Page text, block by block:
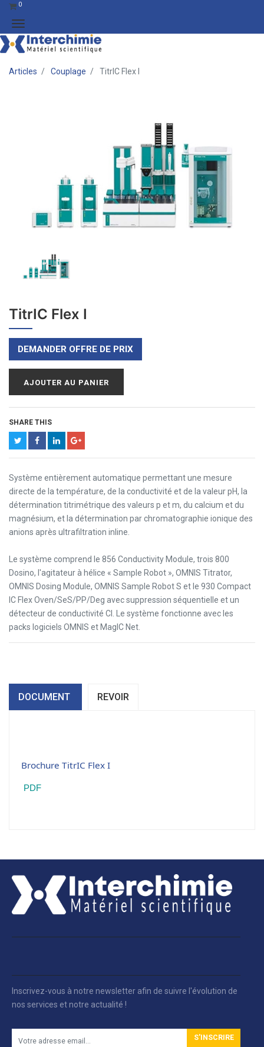
0
Articles Couplage TitrIC Flex I
TitrIC Flex I
DEMANDER OFFRE DE PRIX
AJOUTER AU PANIER
SHARE THIS
Système entièrement automatique permettant une mesure
directe de la température, de la conductivité et de la valeur pH, la
détermination titrimétrique des valeurs p et m, du calcium et du
magnésium, et la détermination par chromatographie ionique des
anions après ultrafiltration inline.
Le système comprend le 856 Conductivity Module, trois 800
Dosino, l'agitateur à hélice « Sample Robot », OMNIS Titrator,
OMNIS Dosing Module, OMNIS Sample Robot S et le 930 Compact
IC Flex Oven/SeS/PP/Deg avec suppression séquentielle et un
détecteur de conductivité CI. Le système fonctionne avec les
packs logiciels OMNIS et MagIC Net.
DOCUMENT REVOIR
Brochure TitrIC Flex I
PDF
Inscrivez-vous à notre newsletter afin de suivre l'évolution de
nos services et notre actualité !
S'INSCRIRE